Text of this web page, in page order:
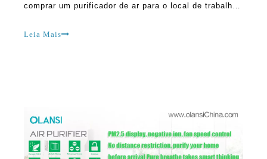
comprar um purificador de ar para o local de trabalho
escolher um purificador de ar de qualquer lugar. Há
Leia Mais